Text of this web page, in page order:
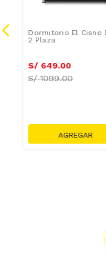
Dormitorio El Cisne
2 Plaza
S/ 649.00
S/1099.00